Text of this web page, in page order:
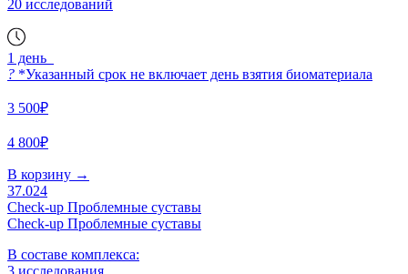
20 исследований
1 день
? *Указанный срок не включает день взятия биоматериала
3 500₽
4 800₽
В корзину →
37.024
Check-up Проблемные суставы
Check-up Проблемные суставы
В составе комплекса: